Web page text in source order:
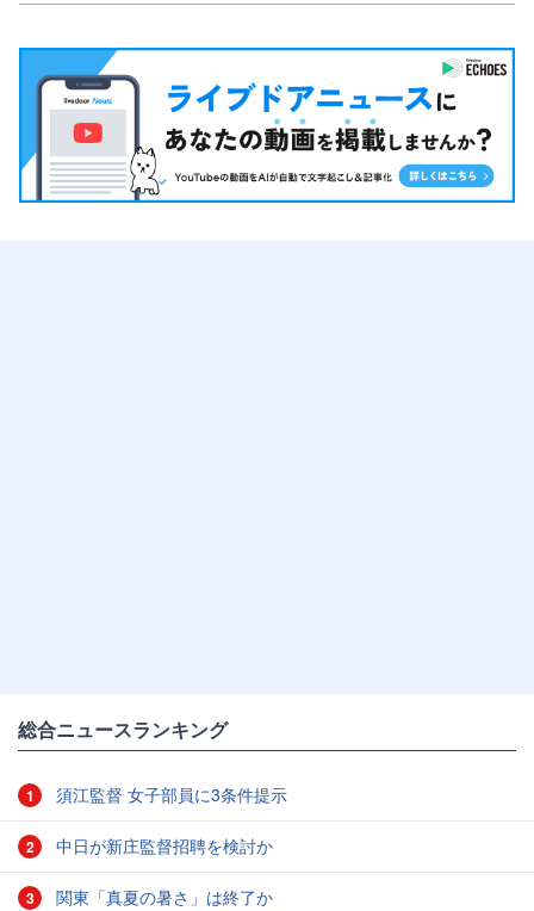
総合ニュースランキング
1 須江監督 女子部員に3条件提示
2 中日が新庄監督招聘を検討か
3 関東「真夏の暑さ」は終了か